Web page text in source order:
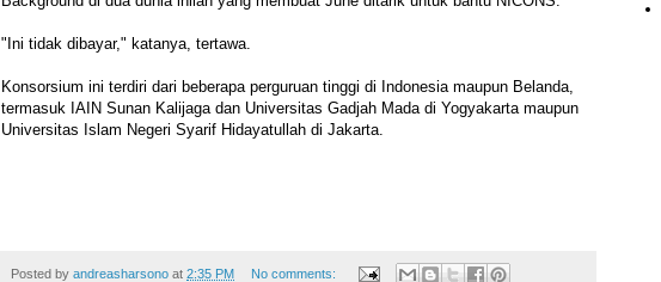
"Ini tidak dibayar," katanya, tertawa.
Konsorsium ini terdiri dari beberapa perguruan tinggi di Indonesia maupun Belanda,
termasuk IAIN Sunan Kalijaga dan Universitas Gadjah Mada di Yogyakarta maupun
Universitas Islam Negeri Syarif Hidayatullah di Jakarta.
Posted by andreasharsono at 2:35 PM No comments: